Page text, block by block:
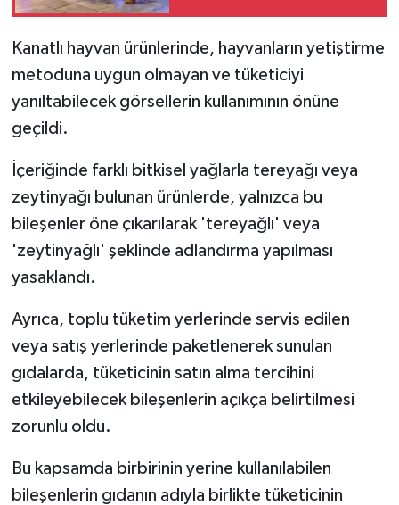
Kanatlı hayvan ürünlerinde, hayvanların yetiştirme
metoduna uygun olmayan ve tüketiciyi
yanıltabilecek görsellerin kullanımının önüne
geçildi.
İçeriğinde farklı bitkisel yağlarla tereyağı veya
zeytinyağı bulunan ürünlerde, yalnızca bu
bileşenler öne çıkarılarak 'tereyağlı' veya
'zeytinyağlı' şeklinde adlandırma yapılması
yasaklandı.
Ayrıca, toplu tüketim yerlerinde servis edilen
veya satış yerlerinde paketlenerek sunulan
gıdalarda, tüketicinin satın alma tercihini
etkileyebilecek bileşenlerin açıkça belirtilmesi
zorunlu oldu.
Bu kapsamda birbirinin yerine kullanılabilen
bileşenlerin gıdanın adıyla birlikte tüketicinin